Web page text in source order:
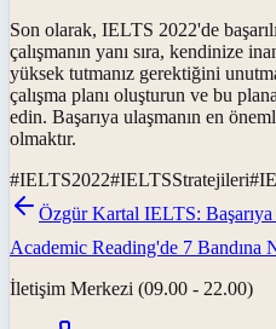
Son olarak, IELTS 2022'de
çalışmanın yanı sıra, kendinize
yüksek tutmanız gerektiğini
çalışma planı oluşturun ve bu
edin. Başarıya ulaşmanın en
olmaktır.
#IELTS2022#IELTSStratejileri#
Özgür Kartal IELTS:
Academic Reading'de 7 Bandına
İletişim Merkezi (09.00 - 22.00)